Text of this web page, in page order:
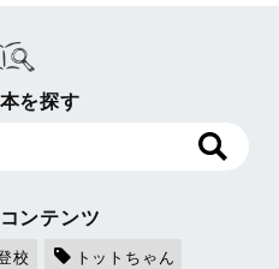
を探す
ンテンツ
校
トットちゃん